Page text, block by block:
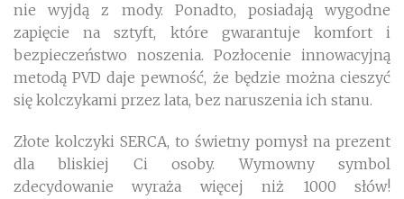
nie wyjdą z mody. Ponadto, posiadają wygodne
zapięcie na sztyft, które gwarantuje komfort i
bezpieczeństwo noszenia. Pozłocenie innowacyjną
metodą PVD daje pewność, że będzie można cieszyć
się kolczykami przez lata, bez naruszenia ich stanu.
Złote kolczyki SERCA, to świetny pomysł na prezent
dla bliskiej Ci osoby. Wymowny symbol
zdecydowanie wyraża więcej niż 1000 słów!